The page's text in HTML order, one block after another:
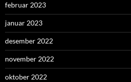
februar 2023
januar 2023
desember 2022
november 2022
oktober 2022